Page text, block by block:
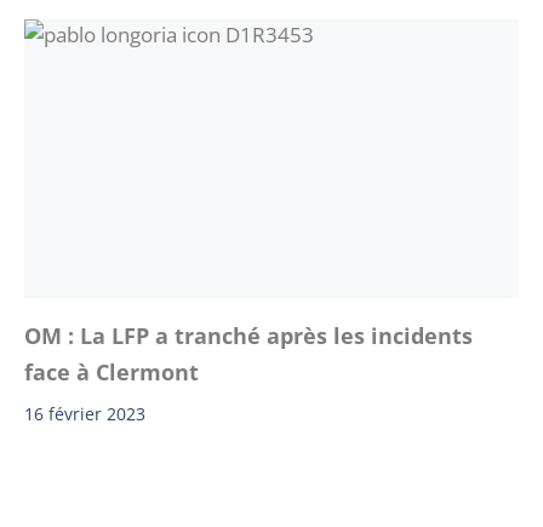
OM : La LFP a tranché après les incidents
face à Clermont
16 février 2023